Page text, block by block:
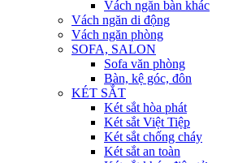
Vách ngăn bàn khác
Vách ngăn di động
Vách ngăn phòng
SOFA, SALON
Sofa văn phòng
Bàn, kệ góc, đôn
KÉT SẮT
Két sắt hòa phát
Két sắt Việt Tiệp
Két sắt chống cháy
Két sắt an toàn